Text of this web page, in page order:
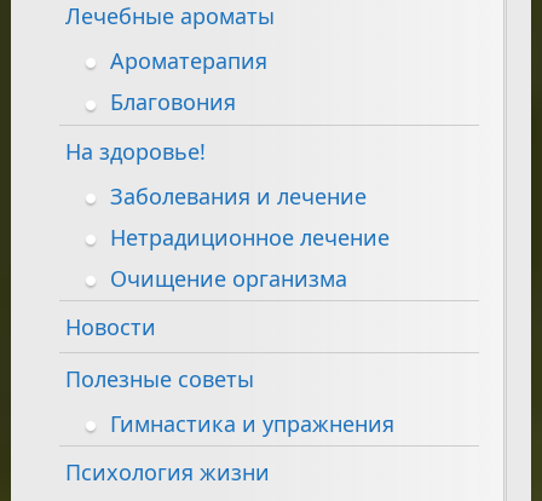
Лечебные ароматы
Ароматерапия
Благовония
На здоровье!
Заболевания и лечение
Нетрадиционное лечение
Очищение организма
Новости
Полезные советы
Гимнастика и упражнения
Психология жизни